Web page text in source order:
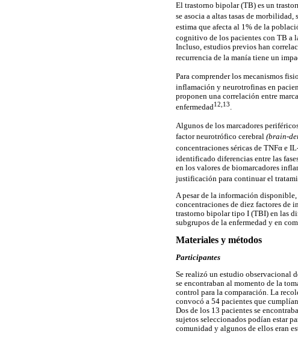
El trastorno bipolar (TB) es un
se asocia a altas tasas de
estima que afecta al 1% de la
cognitivo de los pacientes con TB a
Incluso, estudios previos han
recurrencia de la manía tiene un
Para comprender los mecanismos
inflamación y neurotrofinas en
proponen una correlación entre
enfermedad12,13.
Algunos de los marcadores
factor neurotrófico cerebral (brain-
concentraciones séricas de TNFα e
identificado diferencias entre las
en los valores de biomarcadores
justificación para continuar el
A pesar de la información
concentraciones de diez factores
trastorno bipolar tipo I (TBI) en las
subgrupos de la enfermedad y en
Materiales y métodos
Participantes
Se realizó un estudio observacional
se encontraban al momento de la
control para la comparación. La
convocó a 54 pacientes que
Dos de los 13 pacientes se
sujetos seleccionados podían estar
comunidad y algunos de ellos eran